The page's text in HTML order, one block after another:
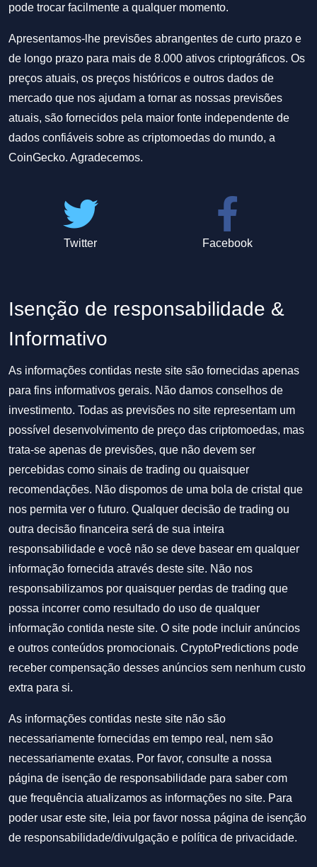
pode trocar facilmente a qualquer momento.
Apresentamos-lhe previsões abrangentes de curto prazo e
de longo prazo para mais de 8.000 ativos criptográficos. Os
preços atuais, os preços históricos e outros dados de
mercado que nos ajudam a tornar as nossas previsões
atuais, são fornecidos pela maior fonte independente de
dados confiáveis sobre as criptomoedas do mundo, a
CoinGecko. Agradecemos.
Twitter Facebook
Isenção de responsabilidade &
Informativo
As informações contidas neste site são fornecidas apenas
para fins informativos gerais. Não damos conselhos de
investimento. Todas as previsões no site representam um
possível desenvolvimento de preço das criptomoedas, mas
trata-se apenas de previsões, que não devem ser
percebidas como sinais de trading ou quaisquer
recomendações. Não dispomos de uma bola de cristal que
nos permita ver o futuro. Qualquer decisão de trading ou
outra decisão financeira será de sua inteira
responsabilidade e você não se deve basear em qualquer
informação fornecida através deste site. Não nos
responsabilizamos por quaisquer perdas de trading que
possa incorrer como resultado do uso de qualquer
informação contida neste site. O site pode incluir anúncios
e outros conteúdos promocionais. CryptoPredictions pode
receber compensação desses anúncios sem nenhum custo
extra para si.
As informações contidas neste site não são
necessariamente fornecidas em tempo real, nem são
necessariamente exatas. Por favor, consulte a nossa
página de isenção de responsabilidade para saber com
que frequência atualizamos as informações no site. Para
poder usar este site, leia por favor nossa página de isenção
de responsabilidade/divulgação e política de privacidade.